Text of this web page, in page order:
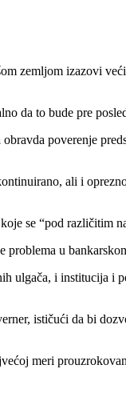
zemljom izazovi
da to bude pre
poverenje
ali i
se “pod različitim
problema u
ulgača, i institucija i
ističući da bi
meri